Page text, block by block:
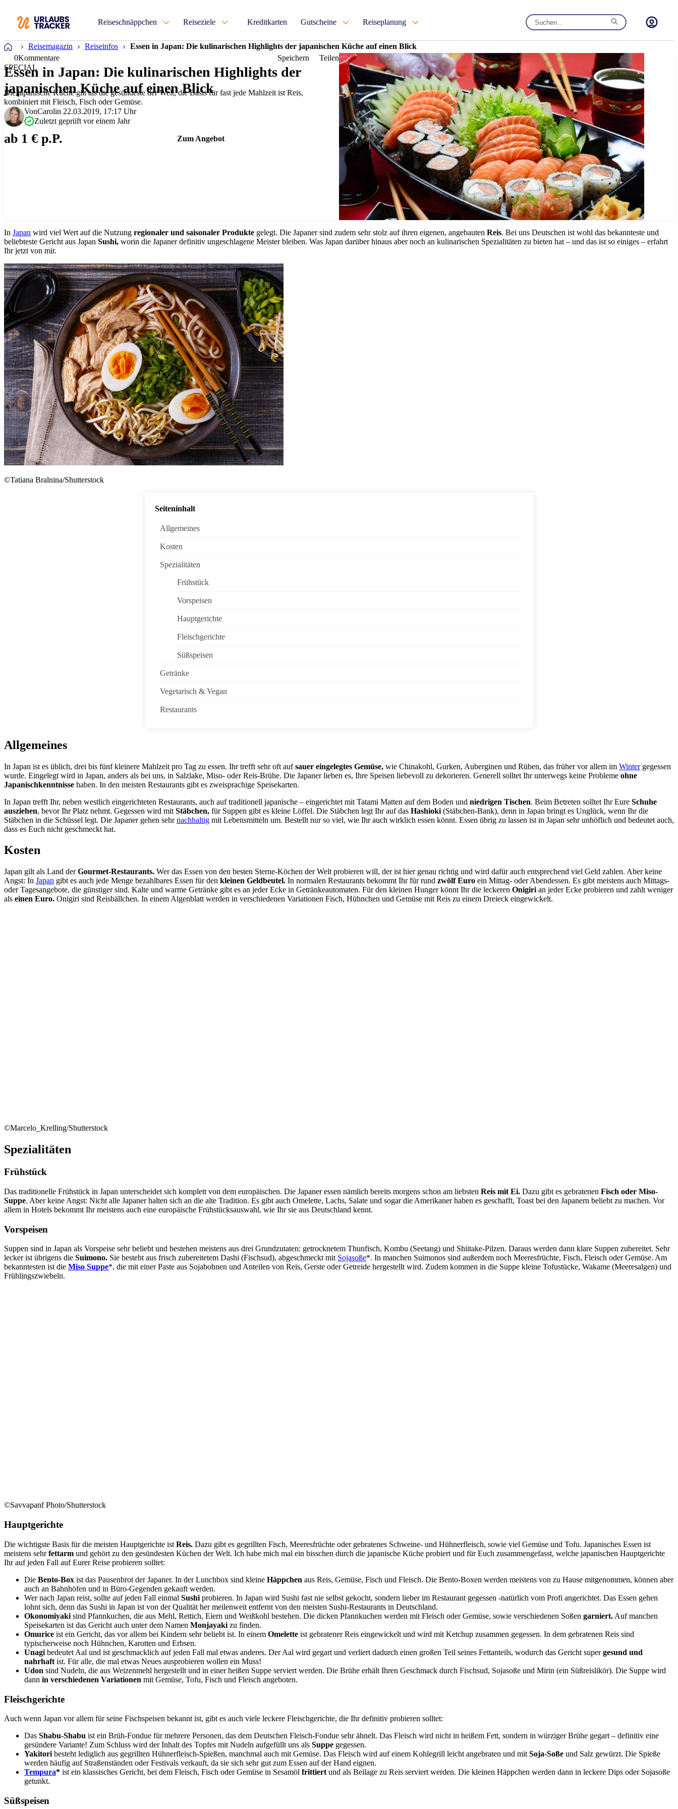
Reiseschnäppchen Reiseziele Kreditkarten Gutscheine Reiseplanung
Startseite
Reisemagazin Reiseinfos
Essen in Japan: Die kulinarischen Highlights der japanischen Küche auf einen Blick
0Kommentare Speichern
Teilen
SPECIAL
Essen in Japan: Die kulinarischen Highlights der
japanischen Küche auf einen Blick
Die japanische Küche gilt als die gesündeste der Welt, die Basis für fast jede Mahlzeit ist Reis,
kombiniert mit Fleisch, Fisch oder Gemüse.
VonCarolin 22.03.2019, 17:17 Uhr
Zuletzt geprüft vor einem Jahr
ab 1 € p.P. Zum Angebot
In Japan wird viel Wert auf die Nutzung regionaler und saisonaler Produkte gelegt. Die Japaner sind zudem sehr stolz auf ihren eigenen, angebauten Reis. Bei uns Deutschen ist wohl das bekannteste und
beliebteste Gericht aus Japan Sushi, worin die Japaner definitiv ungeschlagene Meister bleiben. Was Japan darüber hinaus aber noch an kulinarischen Spezialitäten zu bieten hat – und das ist so einiges – erfahrt
Ihr jetzt von mir.
©Tatiana Bralnina/Shutterstock
Seiteninhalt
Allgemeines
Kosten
Spezialitäten
Frühstück
Vorspeisen
Hauptgerichte
Fleischgerichte
Süßspeisen
Getränke
Vegetarisch & Vegan
Restaurants
Allgemeines
In Japan ist es üblich, drei bis fünf kleinere Mahlzeit pro Tag zu essen. Ihr trefft sehr oft aufsauer eingelegtes Gemüse, wie Chinakohl, Gurken, Auberginen und Rüben, das früher vor allem im Wintergegessen
wurde. Eingelegt wird in Japan, anders als bei uns, in Salzlake, Miso- oder Reis-Brühe. Die Japaner lieben es, Ihre Speisen liebevoll zu dekorieren. Generell solltet Ihr unterwegs keine Probleme ohne
Japanischkenntnisse haben. In den meisten Restaurants gibt es zweisprachige Speisekarten.
In Japan trefft Ihr, neben westlich eingerichteten Restaurants, auch auf traditionell japanische – eingerichtet mit Tatami Matten auf dem Boden und niedrigen Tischen. Beim Betreten solltet Ihr Eure Schuhe
ausziehen, bevor Ihr Platz nehmt. Gegessen wird mit Stäbchen, für Suppen gibt es kleine Löffel. Die Stäbchen legt Ihr auf das Hashioki (Stäbchen-Bank), denn in Japan bringt es Unglück, wenn Ihr die
Stäbchen in die Schüssel legt. Die Japaner gehen sehrnachhaltig mit Lebensmitteln um. Bestellt nur so viel, wie Ihr auch wirklich essen könnt. Essen übrig zu lassen ist in Japan sehr unhöflich und bedeutet auch,
dass es Euch nicht geschmeckt hat.
Kosten
Japan gilt als Land derGourmet-Restaurants. Wer das Essen von den besten Sterne-Köchen der Welt probieren will, der ist hier genau richtig und wird dafür auch entsprechend viel Geld zahlen. Aber keine
Angst: In Japan gibt es auch jede Menge bezahlbares Essen für den kleinen Geldbeutel. In normalen Restaurants bekommt Ihr für rund zwölf Euro ein Mittag- oder Abendessen. Es gibt meistens auch Mittags-
oder Tagesangebote, die günstiger sind. Kalte und warme Getränke gibt es an jeder Ecke in Getränkeautomaten. Für den kleinen Hunger könnt Ihr die leckeren Onigiri an jeder Ecke probieren und zahlt weniger
als einen Euro. Onigiri sind Reisbällchen. In einem Algenblatt werden in verschiedenen Variationen Fisch, Hühnchen und Gemüse mit Reis zu einem Dreieck eingewickelt.
©Marcelo_Krelling/Shutterstock
Spezialitäten
Frühstück
Das traditionelle Frühstück in Japan unterscheidet sich komplett von dem europäischen. Die Japaner essen nämlich bereits morgens schon am liebsten Reis mit Ei. Dazu gibt es gebratenen Fisch oder Miso-
Suppe. Aber keine Angst: Nicht alle Japaner halten sich an die alte Tradition. Es gibt auch Omelette, Lachs, Salate und sogar die Amerikaner haben es geschafft, Toast bei den Japanern beliebt zu machen. Vor
allem in Hotels bekommt Ihr meistens auch eine europäische Frühstücksauswahl, wie Ihr sie aus Deutschland kennt.
Vorspeisen
Suppen sind in Japan als Vorspeise sehr beliebt und bestehen meistens aus drei Grundzutaten: getrocknetem Thunfisch, Kombu (Seetang) und Shiitake-Pilzen. Daraus werden dann klare Suppen zubereitet. Sehr
lecker ist übrigens die Suimono. Sie besteht aus frisch zubereitetem Dashi (Fischsud), abgeschmeckt mit Sojasoße*. In manchen Suimonos sind außerdem noch Meeresfrüchte, Fisch, Fleisch oder Gemüse. Am
bekanntesten ist die Miso Suppe*, die mit einer Paste aus Sojabohnen und Anteilen von Reis, Gerste oder Getreide hergestellt wird. Zudem kommen in die Suppe kleine Tofustücke, Wakame (Meeresalgen) und
Frühlingszwiebeln.
©Savvapanf Photo/Shutterstock
Hauptgerichte
Die wichtigste Basis für die meisten Hauptgerichte ist Reis. Dazu gibt es gegrillten Fisch, Meeresfrüchte oder gebratenes Schweine- und Hühnerfleisch, sowie viel Gemüse und Tofu. Japanisches Essen ist
meistens sehrfettarm und gehört zu den gesündesten Küchen der Welt. Ich habe mich mal ein bisschen durch die japanische Küche probiert und für Euch zusammengefasst, welche japanischen Hauptgerichte
Ihr auf jeden Fall auf Eurer Reise probieren solltet:
Die Bento-Box ist das Pausenbrot der Japaner. In der Lunchbox sind kleine Häppchen aus Reis, Gemüse, Fisch und Fleisch. Die Bento-Boxen werden meistens von zu Hause mitgenommen, können aber
auch an Bahnhöfen und in Büro-Gegenden gekauft werden.
Wer nach Japan reist, sollte auf jeden Fall einmal Sushi probieren. In Japan wird Sushi fast nie selbst gekocht, sondern lieber im Restaurant gegessen -natürlich vom Profi angerichtet. Das Essen gehen
lohnt sich, denn das Sushi in Japan ist von der Qualität her meilenweit entfernt von den meisten Sushi-Restaurants in Deutschland.
Okonomiyaki sind Pfannkuchen, die aus Mehl, Rettich, Eiern und Weißkohl bestehen. Die dicken Pfannkuchen werden mit Fleisch oder Gemüse, sowie verschiedenen Soßen garniert. Auf manchen
Speisekarten ist das Gericht auch unter dem Namen Monjayaki zu finden.
Omurice ist ein Gericht, das vor allem bei Kindern sehr beliebt ist. In einem Omelette ist gebratener Reis eingewickelt und wird mit Ketchup zusammen gegessen. In dem gebratenen Reis sind
typischerweise noch Hühnchen, Karotten und Erbsen.
Unagi bedeutet Aal und ist geschmacklich auf jeden Fall mal etwas anderes. Der Aal wird gegart und verliert dadurch einen großen Teil seines Fettanteils, wodurch das Gericht supergesund und
nahrhaft ist. Für alle, die mal etwas Neues ausprobieren wollen ein Muss!
Udon sind Nudeln, die aus Weizenmehl hergestellt und in einer heißen Suppe serviert werden. Die Brühe erhält Ihren Geschmack durch Fischsud, Sojasoße und Mirin (ein Süßreislikör). Die Suppe wird
dann in verschiedenen Variationen mit Gemüse, Tofu, Fisch und Fleisch angeboten.
Fleischgerichte
Auch wenn Japan vor allem für seine Fischspeisen bekannt ist, gibt es auch viele leckere Fleischgerichte, die Ihr definitiv probieren solltet:
Das Shabu-Shabu ist ein Brüh-Fondue für mehrere Personen, das dem Deutschen Fleisch-Fondue sehr ähnelt. Das Fleisch wird nicht in heißem Fett, sondern in würziger Brühe gegart – definitiv eine
gesündere Variante! Zum Schluss wird der Inhalt des Topfes mit Nudeln aufgefüllt uns als Suppe gegessen.
Yakitori besteht lediglich aus gegrillten Hühnerfleisch-Spießen, manchmal auch mit Gemüse. Das Fleisch wird auf einem Kohlegrill leicht angebraten und mit Soja-Soße und Salz gewürzt. Die Spieße
werden häufig auf Straßenständen oder Festivals verkauft, da sie sich sehr gut zum Essen auf der Hand eignen.
Tempura* ist ein klassisches Gericht, bei dem Fleisch, Fisch oder Gemüse in Sesamöl frittiert und als Beilage zu Reis serviert werden. Die kleinen Häppchen werden dann in leckere Dips oder Sojasoße
getunkt.
Süßspeisen